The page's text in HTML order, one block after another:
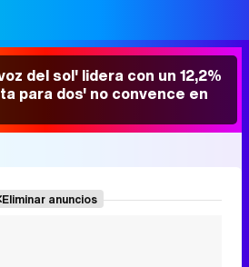
del sol' lidera con un 12,2%
para dos' no convence en
Eliminar anuncios